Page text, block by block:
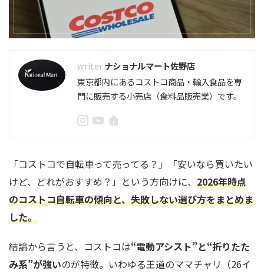
ナショナルマート佐野店
東京都内にあるコストコ商品・輸入食品を専
門に販売する小売店（食料品販売業）です。
「コストコで自転車って売ってる？」「安いなら買いたい
けど、どれがおすすめ？」という方向けに、 2026年時点
のコストコ自転車の傾向と、失敗しない選び方をまとめま
した。
結論から言うと、コストコは“電動アシスト”と“折りたた
み系”が強いのが特徴。いわゆる王道のママチャリ（26イ